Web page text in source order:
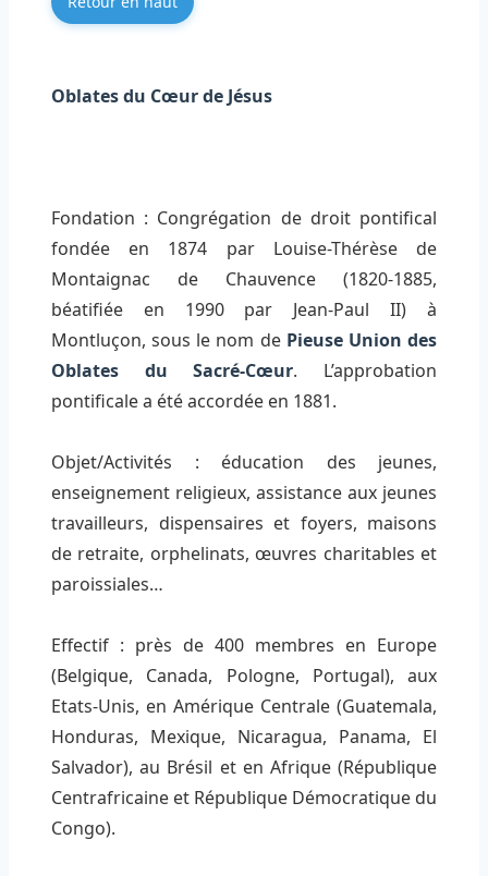
Oblates du Cœur de Jésus
Fondation : Congrégation de droit pontifical
fondée en 1874 par Louise-Thérèse de
Montaignac de Chauvence (1820-1885,
béatifiée en 1990 par Jean-Paul II) à
Montluçon, sous le nom de Pieuse Union des
Oblates du Sacré-Cœur. L’approbation
pontificale a été accordée en 1881.
Objet/Activités : éducation des jeunes,
enseignement religieux, assistance aux jeunes
travailleurs, dispensaires et foyers, maisons
de retraite, orphelinats, œuvres charitables et
paroissiales…
Effectif : près de 400 membres en Europe
(Belgique, Canada, Pologne, Portugal), aux
Etats-Unis, en Amérique Centrale (Guatemala,
Honduras, Mexique, Nicaragua, Panama, El
Salvador), au Brésil et en Afrique (République
Centrafricaine et République Démocratique du
Congo).